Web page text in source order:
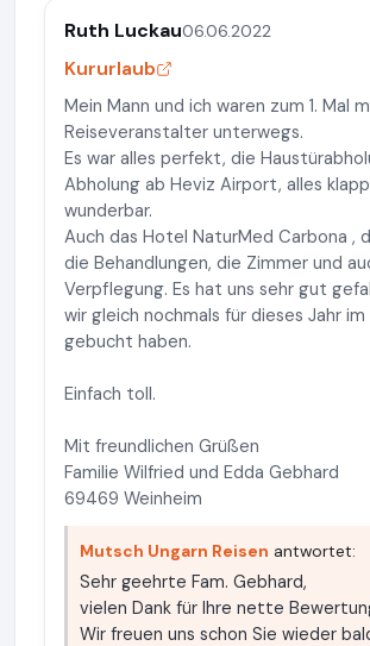
Ruth Luckau06.06.2022
Kururlaub
Mein Mann und ich waren zum 1. Mal
Reiseveranstalter unterwegs.
Es war alles perfekt, die
Abholung ab Heviz Airport, alles
wunderbar.
Auch das Hotel NaturMed Carbona ,
die Behandlungen, die Zimmer und
Verpflegung. Es hat uns sehr gut
wir gleich nochmals für dieses Jahr
gebucht haben.
Einfach toll.
Mit freundlichen Grüßen
Familie Wilfried und Edda Gebhard
69469 Weinheim
Mutsch Ungarn Reisen antwortet:
Sehr geehrte Fam. Gebhard,
vielen Dank für Ihre nette
Wir freuen uns schon Sie wieder